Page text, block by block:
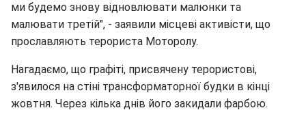
ми будемо знову відновлювати малюнки та
малювати третій", - заявили місцеві активісти, що
прославляють терориста Моторолу.
Нагадаємо, що графіті, присвячену терористові,
з'явилося на стіні трансформаторної будки в кінці
жовтня. Через кілька днів його закидали фарбою.